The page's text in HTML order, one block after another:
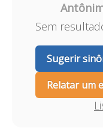
Sem
Sugerir
Relatar um